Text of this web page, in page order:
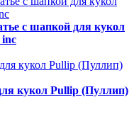
с шапкой для кукол
inc
кукол Pullip (Пуллип)